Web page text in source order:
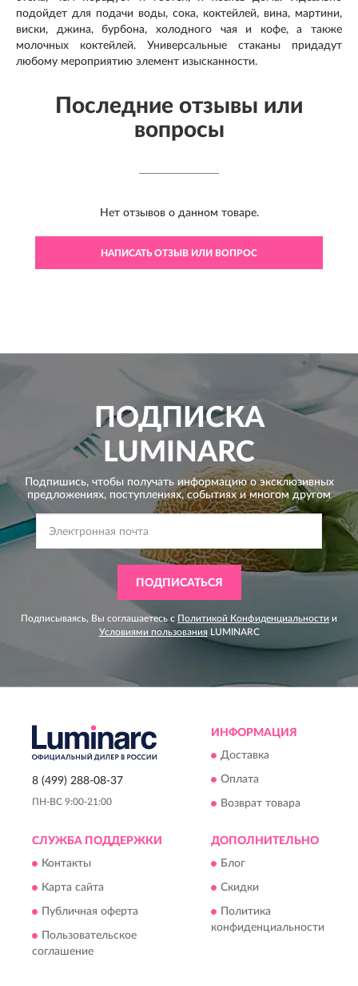
подойдет для подачи воды, сока, коктейлей, вина, мартини,
виски, джина, бурбона, холодного чая и кофе, а также
молочных коктейлей. Универсальные стаканы придадут
любому мероприятию элемент изысканности.
Последние отзывы или
вопросы
Нет отзывов о данном товаре.
НАПИСАТЬ ОТЗЫВ ИЛИ ВОПРОС
ПОДПИСКА
LUMINARC
Подпишись, чтобы получать информацию о эксклюзивных
предложениях, поступлениях, событиях и многом другом
ПОДПИСАТЬСЯ
Подписываясь, Вы соглашаетесь с Политикой Конфиденциальности и
Условиями пользованияLUMINARC
8 (499) 288-08-37
ПН-ВС 9:00-21:00
ИНФОРМАЦИЯ
Доставка
Оплата
Возврат товара
СЛУЖБА ПОДДЕРЖКИ
Контакты
Карта сайта
Публичная оферта
Пользовательское
соглашение
ДОПОЛНИТЕЛЬНО
Блог
Скидки
Политика
конфиденциальности